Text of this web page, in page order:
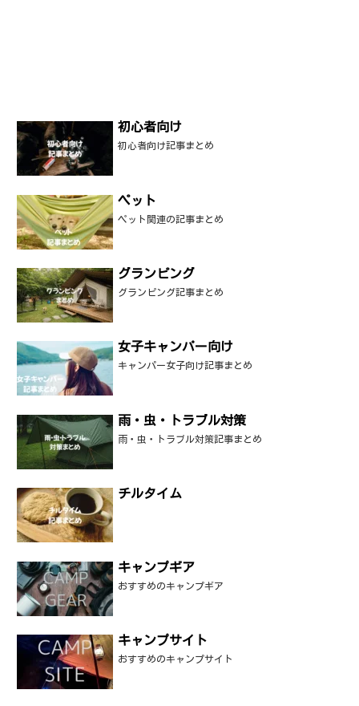
初心者向け
初心者向け記事まとめ
ペット
ペット関連の記事まとめ
グランピング
グランピング記事まとめ
女子キャンパー向け
キャンパー女子向け記事まとめ
雨・虫・トラブル対策
雨・虫・トラブル対策記事まとめ
チルタイム
キャンプギア
おすすめのキャンプギア
キャンプサイト
おすすめのキャンプサイト